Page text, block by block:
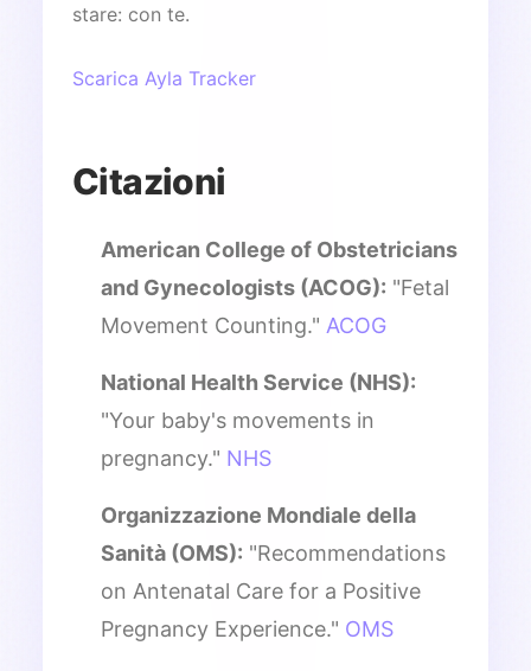
stare: con te.
Scarica Ayla Tracker
Citazioni
American College of Obstetricians
and Gynecologists (ACOG): "Fetal
Movement Counting." ACOG
National Health Service (NHS):
"Your baby's movements in
pregnancy." NHS
Organizzazione Mondiale della
Sanità (OMS): "Recommendations
on Antenatal Care for a Positive
Pregnancy Experience." OMS